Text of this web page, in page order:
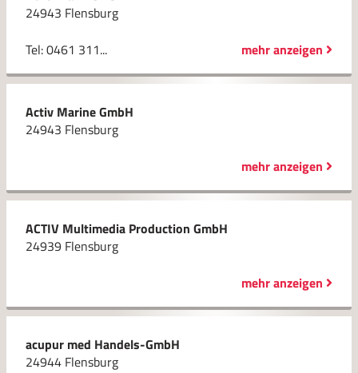
24943 Flensburg
Tel: 0461 311...
mehr anzeigen
Activ Marine GmbH
24943 Flensburg
mehr anzeigen
ACTIV Multimedia Production GmbH
24939 Flensburg
mehr anzeigen
acupur med Handels-GmbH
24944 Flensburg